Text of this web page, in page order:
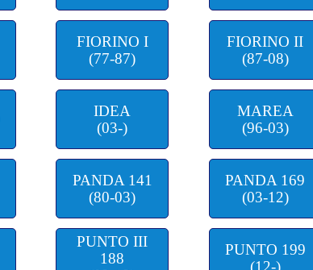
FIORINO I
(77-87)
FIORINO II
(87-08)
IDEA
(03-)
MAREA
(96-03)
PANDA 141
(80-03)
PANDA 169
(03-12)
PUNTO III
188
PUNTO 199
(12-)